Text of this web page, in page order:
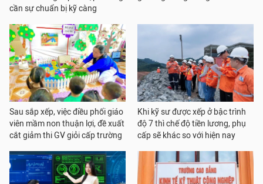
cần sự chuẩn bị kỹ càng
Sau sắp xếp, việc điều phối giáo
viên mầm non thuận lợi, đề xuất
cắt giảm thi GV giỏi cấp trường
Khi kỹ sư được xếp ở bậc trình
độ 7 thì chế độ tiền lương, phụ
cấp sẽ khác so với hiện nay